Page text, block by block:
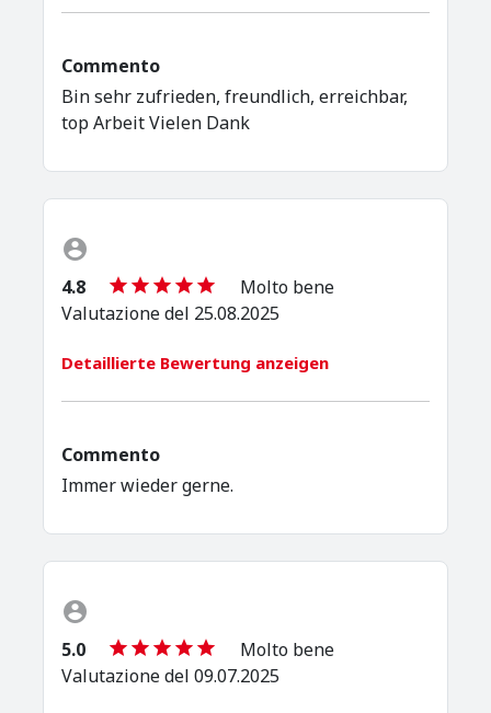
Commento
Bin sehr zufrieden, freundlich, erreichbar,
top Arbeit Vielen Dank
4.8
Molto bene
Valutazione del 25.08.2025
Detaillierte Bewertung anzeigen
Commento
Immer wieder gerne.
5.0
Molto bene
Valutazione del 09.07.2025